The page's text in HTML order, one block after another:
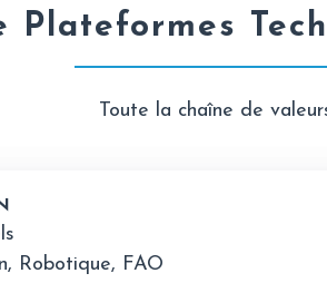
Plateformes
Toute la chaîne de
Robotique, FAO